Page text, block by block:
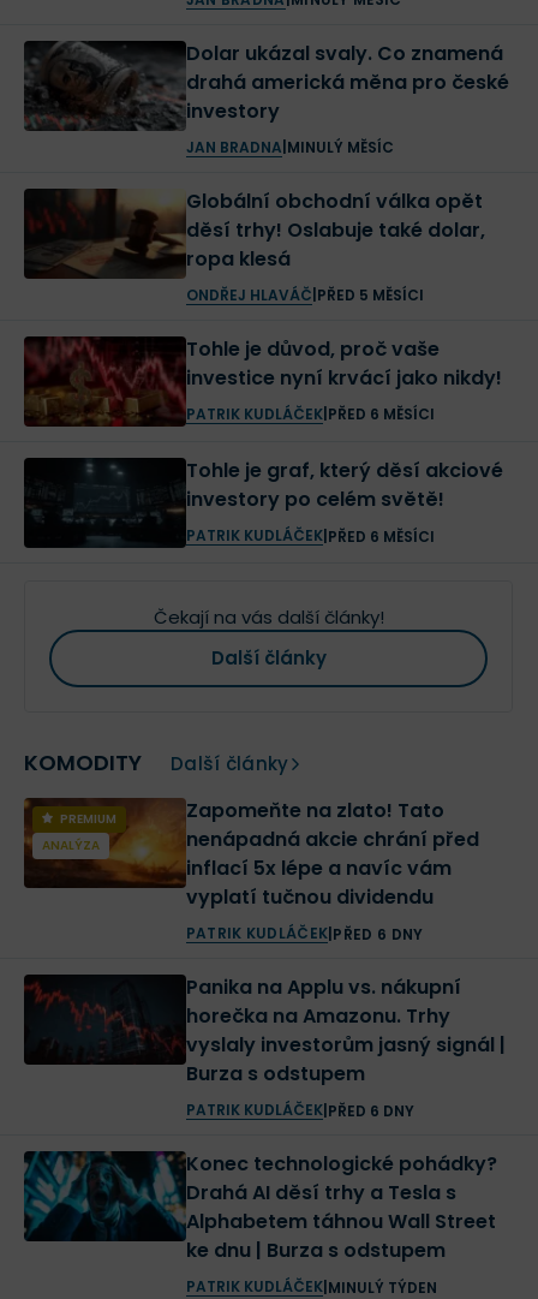
Dolar ukázal svaly. Co znamená
drahá americká měna pro české
investory
JAN BRADNA MINULÝ MĚSÍC
Globální obchodní válka opět
děsí trhy! Oslabuje také dolar,
ropa klesá
ONDŘEJ HLAVÁČ PŘED 5 MĚSÍCI
Tohle je důvod, proč vaše
investice nyní krvácí jako nikdy!
PATRIK KUDLÁČEK| PŘED 6 MĚSÍCI
Tohle je graf, který děsí akciové
investory po celém světě!
PATRIK KUDLÁČEK| PŘED 6 MĚSÍCI
Čekají na vás další články!
Další články
KOMODITY Další články
PREMIUM
ANALÝZA
Zapomeňte na zlato! Tato
nenápadná akcie chrání před
inflací 5x lépe a navíc vám
vyplatí tučnou dividendu
PATRIK KUDLÁČEK PŘED 6 DNY
Panika na Applu vs. nákupní
horečka na Amazonu. Trhy
vyslaly investorům jasný signál |
Burza s odstupem
PATRIK KUDLÁČEK| PŘED 6 DNY
Konec technologické pohádky?
Drahá AI děsí trhy a Tesla s
Alphabetem táhnou Wall Street
ke dnu | Burza s odstupem
PATRIK KUDLÁČEK| MINULÝ TÝDEN